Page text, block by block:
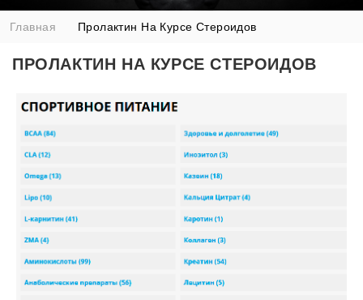
Главная Пролактин На Курсе Стероидов
ПРОЛАКТИН НА КУРСЕ СТЕРОИДОВ